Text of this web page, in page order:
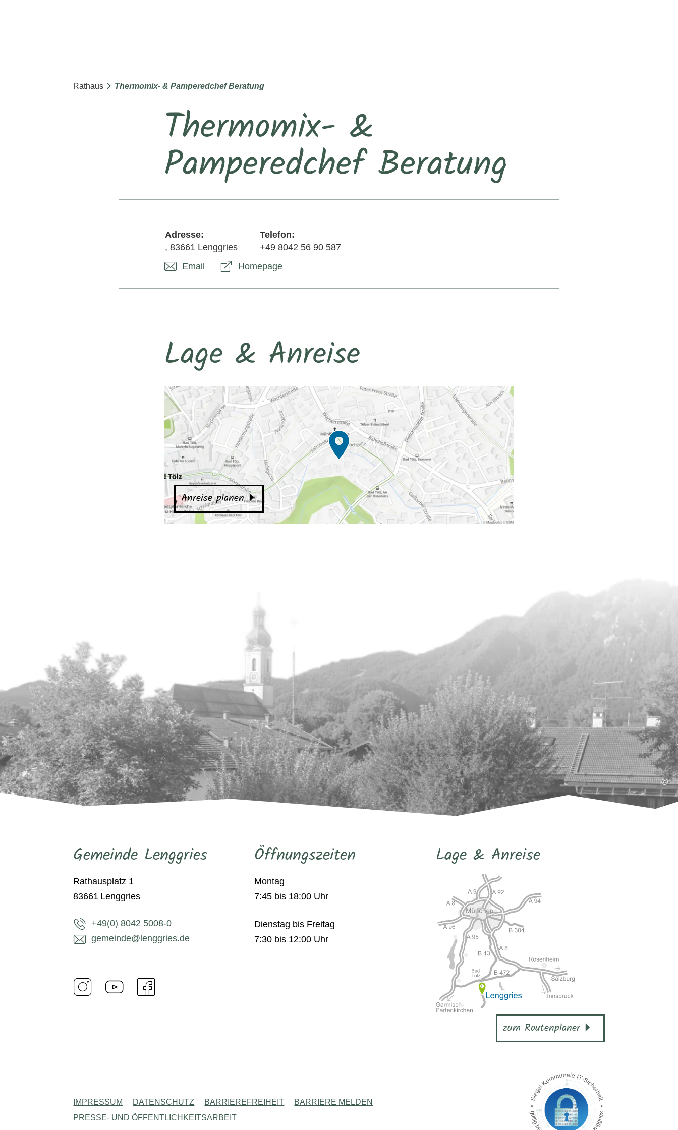
Rathaus Thermomix- & Pamperedchef Beratung
Thermomix- &
Pamperedchef Beratung
Adresse:
, 83661 Lenggries
Telefon:
+49 8042 56 90 587
Email
Homepage
Lage & Anreise
Anreise planen
©
Gemeinde Lenggries
Rathausplatz 1
83661 Lenggries
+49(0) 8042 5008-0
gemeinde@lenggries.de
Öffnungszeiten
Montag
7:45 bis 18:00 Uhr
Dienstag bis Freitag
7:30 bis 12:00 Uhr
Lage & Anreise
zum Routenplaner
IMPRESSUM DATENSCHUTZ BARRIEREFREIHEIT
BARRIERE MELDEN
PRESSE- UND ÖFFENTLICHKEITSARBEIT